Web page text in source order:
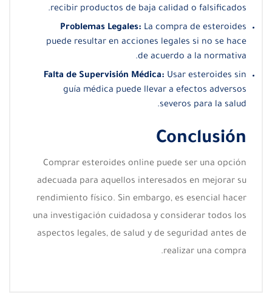
recibir productos de baja calidad o falsificados.
Problemas Legales: La compra de esteroides
puede resultar en acciones legales si no se hace
de acuerdo a la normativa.
Falta de Supervisión Médica: Usar esteroides sin
guía médica puede llevar a efectos adversos
severos para la salud.
Conclusión
Comprar esteroides online puede ser una opción
adecuada para aquellos interesados en mejorar su
rendimiento físico. Sin embargo, es esencial hacer
una investigación cuidadosa y considerar todos los
aspectos legales, de salud y de seguridad antes de
realizar una compra.